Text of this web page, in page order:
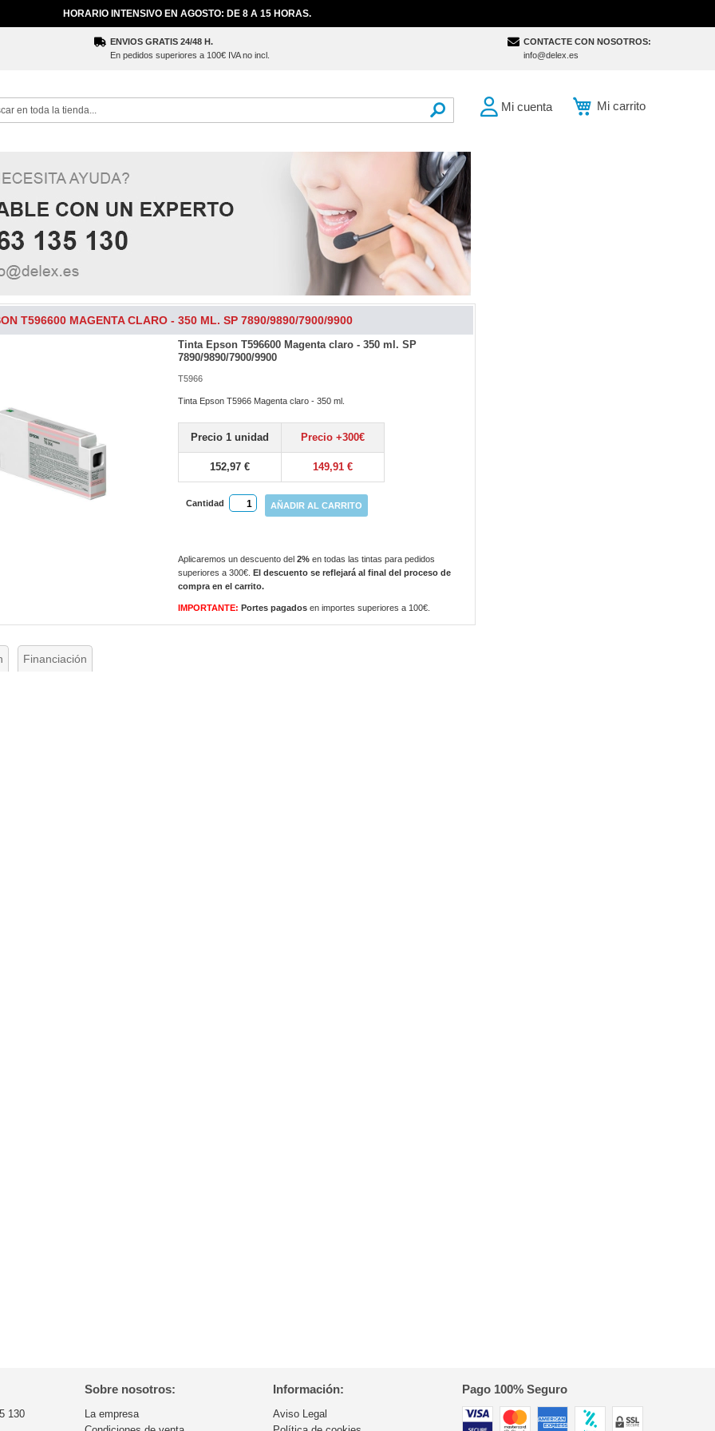
HORARIO INTENSIVO EN AGOSTO: DE 8 A 15 HORAS.
ENVIOS GRATIS 24/48 H.
En pedidos superiores a 100€ IVA no incl.
CONTACTE CON NOSOTROS:
info@delex.es
Mi carrito
Mi cuenta
T596600 MAGENTA CLARO - 350 ML. SP 7890/9890/7900/9900
Tinta Epson T596600 Magenta claro - 350 ml. SP
7890/9890/7900/9900
T5966
Tinta Epson T5966 Magenta claro - 350 ml.
Precio 1 unidad Precio +300€
152,97 € 149,91 €
Cantidad AÑADIR AL CARRITO
Aplicaremos un descuento del2% en todas las tintas para pedidos
superiores a 300€.El descuento se reflejará al final del proceso de
compra en el carrito.
IMPORTANTE: Portes pagadosen importes superiores a 100€.
Financiación
130
Sobre nosotros:
La empresa
Información:
Aviso Legal
Pago 100% Seguro